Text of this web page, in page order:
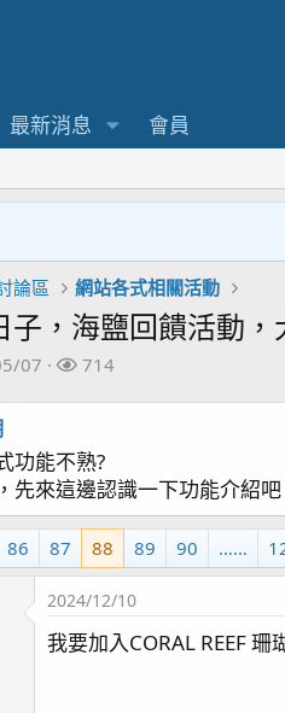
最新消息 會員
論區 網站各式相關活動
，海鹽回饋活動
07
關
714
功能不熟?
先來這邊認識一下功能介紹吧
86 87 88 89 90 ……
2024/12/10
我要加入CORAL REEF 珊